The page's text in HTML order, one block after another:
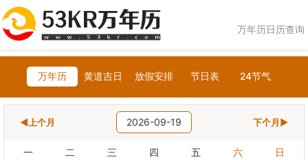
万年历日历查询
万年历 黄道吉日 放假安排 节日表 24节气
◀上个月 2026-09-19 下个月▶
一 二 三 四 五 六 日